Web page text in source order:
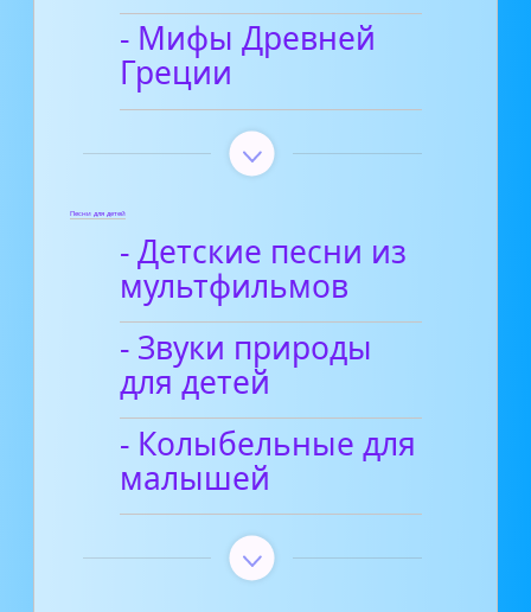
- Мифы Древней
Греции
Песни для детей
- Детские песни из
мультфильмов
- Звуки природы
для детей
- Колыбельные для
малышей